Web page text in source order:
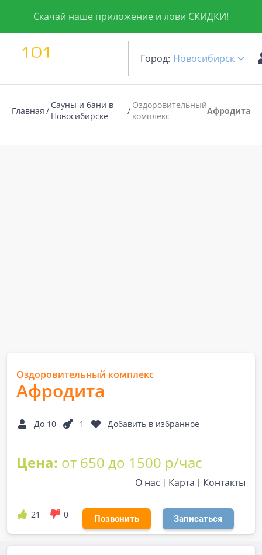
Скачай наше приложение и лови СКИДКИ!
Город: Новосибирск
Главная
Сауны и бани в
Новосибирске
Оздоровительный
комплекс
Афродита
Оздоровительный комплекс
Афродита
До 10 1 Добавить в избранное
Цена: от 650 до 1500 р/час
О нас Карта Контакты
21 0 Позвонить Записаться